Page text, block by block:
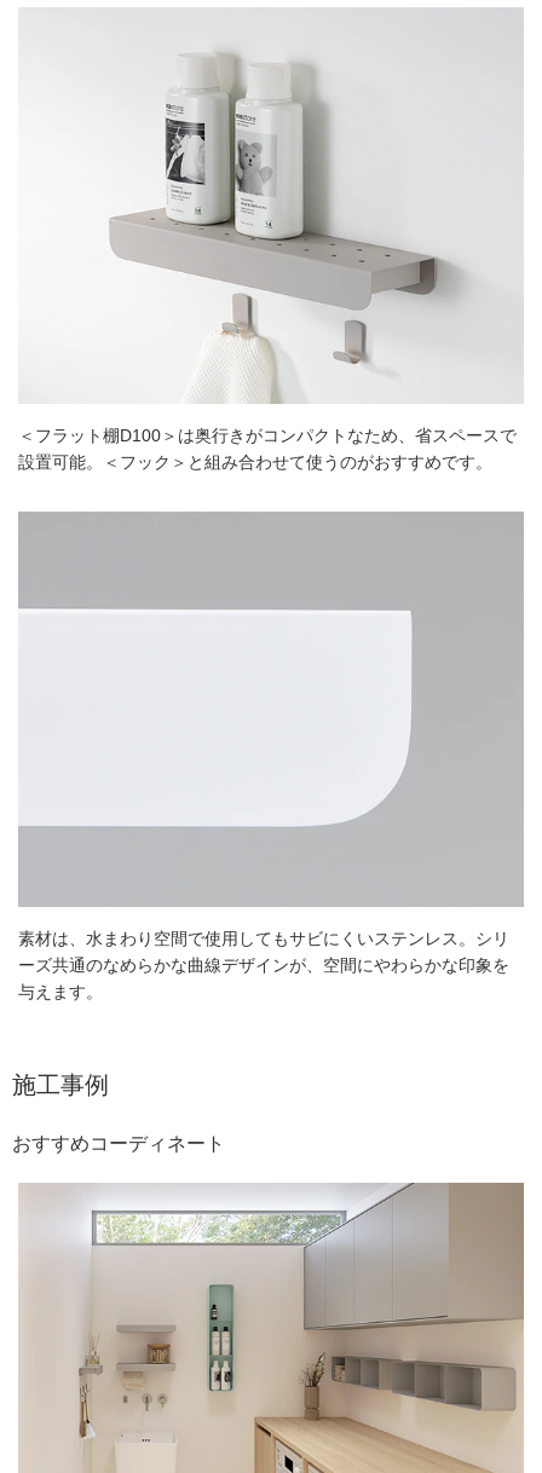
＜フラット棚D100＞は奥行きがコンパクトなため、省スペースで
設置可能。＜フック＞と組み合わせて使うのがおすすめです。
素材は、水まわり空間で使用してもサビにくいステンレス。シリ
ーズ共通のなめらかな曲線デザインが、空間にやわらかな印象を
与えます。
施工事例
おすすめコーディネート